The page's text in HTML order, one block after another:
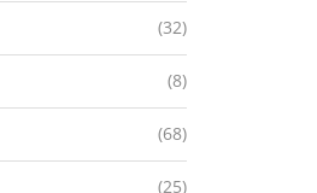
(32)
(8)
(68)
(25)